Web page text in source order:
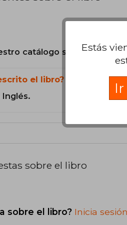
catálogo son Originales.
el libro?
sobre el libro
sobre el libro? Inicia sesión
Estás